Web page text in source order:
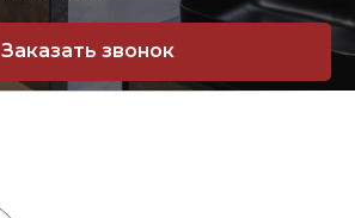
Заказать звонок